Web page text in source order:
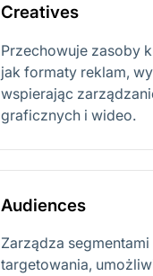
Creatives
Przechowuje zasoby
jak formaty reklam,
wspierając
graficznych i wideo.
Audiences
Zarządza
targetowania,